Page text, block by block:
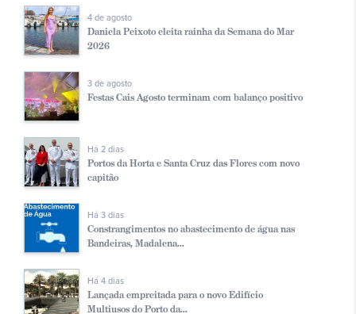
4 de agosto
Daniela Peixoto eleita rainha da Semana do Mar
2026
3 de agosto
Festas Cais Agosto terminam com balanço positivo
Há 2 dias
Portos da Horta e Santa Cruz das Flores com novo
capitão
Há 3 dias
Constrangimentos no abastecimento de água nas
Bandeiras, Madalena...
Há 4 dias
Lançada empreitada para o novo Edifício
Multiusos do Porto da...